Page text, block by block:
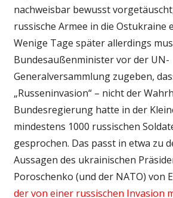
nachweisbar bewusst
russische Armee in die Ostukraine
Wenige Tage später allerdings
Bundesaußenminister vor der UN-
Generalversammlung zugeben,
„Russeninvasion“ – nicht der
Bundesregierung hatte in der
mindestens 1000 russischen
gesprochen. Das passt in etwa zu
Aussagen des ukrainischen
Poroschenko (und der NATO) von
der von einer russischen Invasion